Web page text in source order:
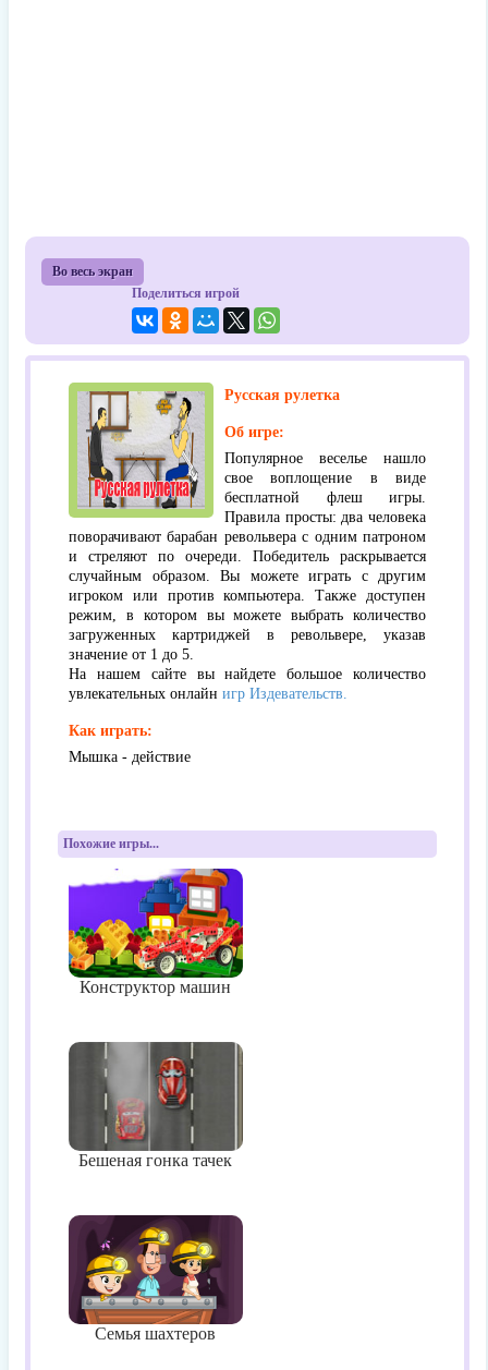
Во весь экран
Поделиться игрой
Русская рулетка
Об игре:
Популярное веселье нашло
свое воплощение в виде
бесплатной флеш игры.
Правила просты: два человека
поворачивают барабан револьвера с одним патроном
и стреляют по очереди. Победитель раскрывается
случайным образом. Вы можете играть с другим
игроком или против компьютера. Также доступен
режим, в котором вы можете выбрать количество
загруженных картриджей в револьвере, указав
значение от 1 до 5.
На нашем сайте вы найдете большое количество
увлекательных онлайн игр Издевательств.
Как играть:
Мышка - действие
Похожие игры...
Конструктор машин
Бешеная гонка тачек
Семья шахтеров